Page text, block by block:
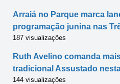
Arraiá no Parque marca
programação junina nas
187 visualizações
Ruth Avelino comanda
tradicional Assustado
144 visualizações